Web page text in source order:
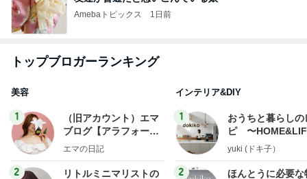
Amebaトピックス 1日前
トップブロガーランキング
美容
1
（旧アカウント）エマ
ブログ【アラフォー会
社売却セカンドライ
エマの日記
2
リトルミニマリストの
インテリア&DIY
1
おうちと暮らしの
ピ 〜
yuki (ドキ子）
2
ほんとうに必要な